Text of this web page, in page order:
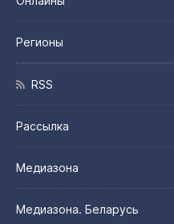
Регионы
RSS
Рассылка
Медиазона
Медиазона. Беларусь